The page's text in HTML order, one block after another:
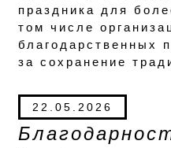
праздника для
том числе
благодарственных
за сохранение
22.05.2026